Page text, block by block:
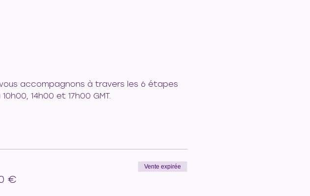
accompagnons à travers les 6 étapes
14h00 et 17h00 GMT.
€
Vente expirée